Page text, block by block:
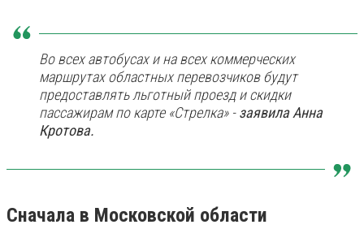
Во всех автобусах и на всех коммерческих
маршрутах областных перевозчиков будут
предоставлять льготный проезд и скидки
пассажирам по карте «Стрелка» -заявила Анна
Кротова.
Сначала в Московской области